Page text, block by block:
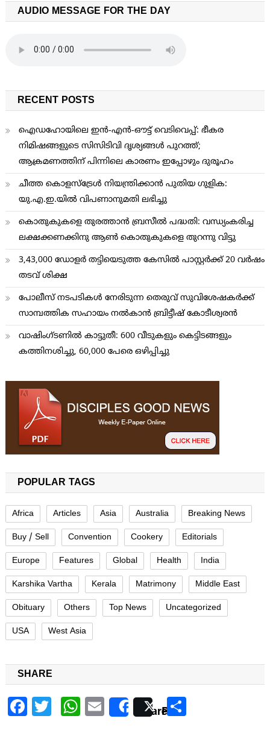
AUDIO MESSAGE FOR THE DAY
RECENT POSTS
ഐഡഹോയിലെ ഇൻ-എൻ-ഔട്ട് വെടിവെപ്പ്: ഭീകര
നിമിഷങ്ങളുടെ സിസിടിവി ദൃശ്യങ്ങൾ പുറത്ത്;
ആക്രമണത്തിന് പിന്നിലെ കാരണം ഇപ്പോഴും ദുരൂഹം
ചീത്ത കൊളസ്ട്രേള്‍ നിയന്ത്രിക്കാന്‍ പുതിയ ഗുളിക:
യു.എ.ഇ.യില്‍ വിപണാനുമതി ലഭിച്ചു
കൊതുകുകളെ തുരത്താന്‍ ബ്രസീല്‍ പദ്ധതി: വന്ധ്യംകരിച്ച
ലക്ഷക്കണക്കിനു ആണ്‍ കൊതുകുകളെ തുറന്നു വിട്ടു
3,43,000 ഡോളര്‍ തട്ടിയെടുത്ത കേസില്‍ പാസ്റ്റര്‍ക്ക് 20 വര്‍ഷം
തടവ് ശിക്ഷ
പോലീസ് നടപടികള്‍ നേരിടുന്ന തെരുവ് സുവിശേഷകര്‍ക്ക്
സാമ്പത്തിക സഹായം നല്‍കാന്‍ ബ്രിട്ടീഷ് കോടീശ്വരന്‍
വാഷിംഗ്ടണില്‍ കാട്ടുതീ: 600 വീടുകളും കെട്ടിടങ്ങളും
കത്തിനശിച്ചു, 60,000 പേരെ ഒഴിപ്പിച്ചു
POPULAR TAGS
Africa Articles Asia Australia Breaking News
Buy / Sell Convention Cookery Editorials
Europe Features Global Health India
Karshika Vartha Kerala Matrimony Middle East
Obituary Others Top News Uncategorized
USA West Asia
SHARE
Facebook
TwitterWhatsApp
EmailSharePost Share